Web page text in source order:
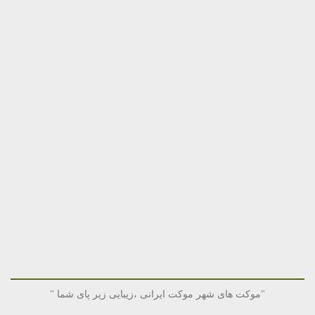
"موکت های شهر موکت ایرانی ،زیبایی زیر پای شما "